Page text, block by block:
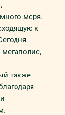
моря.
к
также